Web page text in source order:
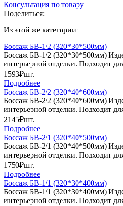
Консультация по товару
Поделиться:
Из этой же категории:
Боссаж БВ-1/2 (320*30*500мм)
Боссаж БВ-1/2 (320*30*500мм)
интерьерной отделки. Подходит
1593₽шт.
Подробнее
Боссаж БВ-2/2 (320*40*600мм)
Боссаж БВ-2/2 (320*40*600мм)
интерьерной отделки. Подходит
2145₽шт.
Подробнее
Боссаж БВ-2/1 (320*40*500мм)
Боссаж БВ-2/1 (320*40*500мм)
интерьерной отделки. Подходит
1750₽шт.
Подробнее
Боссаж БВ-1/1 (320*30*400мм)
Боссаж БВ-1/1 (320*30*400мм)
интерьерной отделки. Подходит